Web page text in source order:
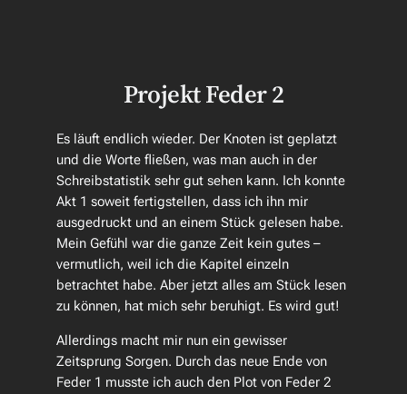
Projekt Feder 2
Es läuft endlich wieder. Der Knoten ist geplatzt
und die Worte fließen, was man auch in der
Schreibstatistik sehr gut sehen kann. Ich konnte
Akt 1 soweit fertigstellen, dass ich ihn mir
ausgedruckt und an einem Stück gelesen habe.
Mein Gefühl war die ganze Zeit kein gutes –
vermutlich, weil ich die Kapitel einzeln
betrachtet habe. Aber jetzt alles am Stück lesen
zu können, hat mich sehr beruhigt. Es wird gut!
Allerdings macht mir nun ein gewisser
Zeitsprung Sorgen. Durch das neue Ende von
Feder 1 musste ich auch den Plot von Feder 2